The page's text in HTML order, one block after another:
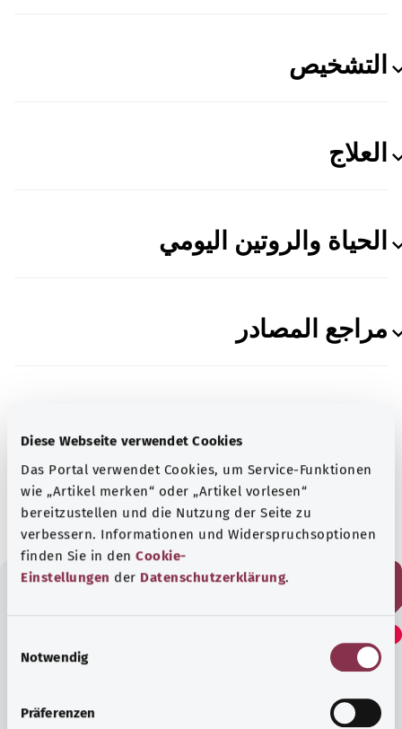
Diese Webseite verwendet Cookies
Das Portal verwendet Cookies, um Service-Funktionen
wie „Artikel merken“ oder „Artikel vorlesen“
bereitzustellen und die Nutzung der Seite zu
verbessern. Informationen und Widerspruchsoptionen
finden Sie in den Cookie-
Einstellungen der Datenschutzerklärung.
Notwendig
Präferenzen
التشخيص
العلاج
الحياة والروتين اليومي
مراجع المصادر
بالتعاون مع معهد الجودة والكفاءة في الرعاية الصحية
الحالة:16.05.2022
هل وجدت هذا المقال مفيدًا؟